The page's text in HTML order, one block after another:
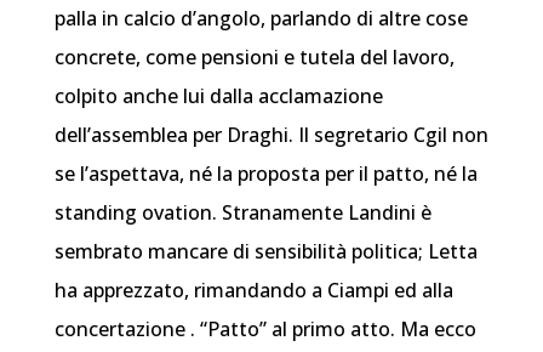
palla in calcio d’angolo, parlando di altre cose
concrete, come pensioni e tutela del lavoro,
colpito anche lui dalla acclamazione
dell’assemblea per Draghi. Il segretario Cgil non
se l’aspettava, né la proposta per il patto, né la
standing ovation. Stranamente Landini è
sembrato mancare di sensibilità politica; Letta
ha apprezzato, rimandando a Ciampi ed alla
concertazione . “Patto” al primo atto. Ma ecco